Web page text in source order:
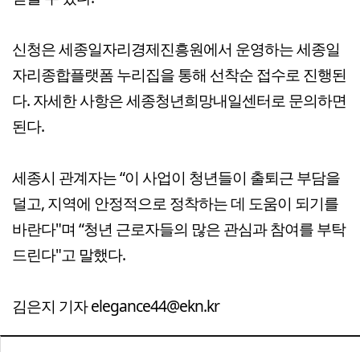
신청은 세종일자리경제진흥원에서 운영하는 세종일
자리종합플랫폼 누리집을 통해 선착순 접수로 진행된
다. 자세한 사항은 세종청년희망내일센터로 문의하면
된다.
세종시 관계자는 “이 사업이 청년들이 출퇴근 부담을
덜고, 지역에 안정적으로 정착하는 데 도움이 되기를
바란다"며 “청년 근로자들의 많은 관심과 참여를 부탁
드린다"고 말했다.
김은지 기자 elegance44@ekn.kr